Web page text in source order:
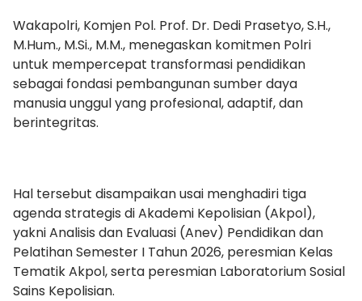
Wakapolri, Komjen Pol. Prof. Dr. Dedi Prasetyo, S.H.,
M.Hum., M.Si., M.M., menegaskan komitmen Polri
untuk mempercepat transformasi pendidikan
sebagai fondasi pembangunan sumber daya
manusia unggul yang profesional, adaptif, dan
berintegritas.
Hal tersebut disampaikan usai menghadiri tiga
agenda strategis di Akademi Kepolisian (Akpol),
yakni Analisis dan Evaluasi (Anev) Pendidikan dan
Pelatihan Semester I Tahun 2026, peresmian Kelas
Tematik Akpol, serta peresmian Laboratorium Sosial
Sains Kepolisian.